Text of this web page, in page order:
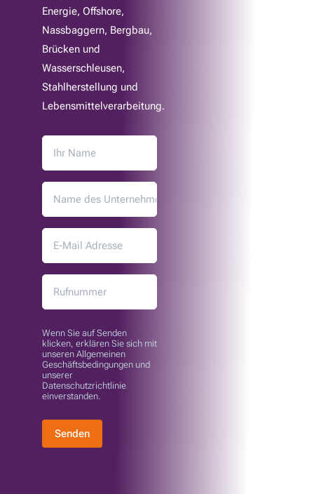
Energie, Offshore,
Nassbaggern, Bergbau,
Brücken und
Wasserschleusen,
Stahlherstellung und
Lebensmittelverarbeitung.
Wenn Sie auf Senden
klicken, erklären Sie sich mit
unseren Allgemeinen
Geschäftsbedingungen und
unserer
Datenschutzrichtlinie
einverstanden.
Senden